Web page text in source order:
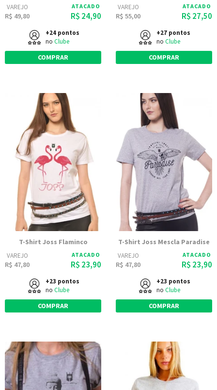
VAREJO
R$ 49,80
ATACADO
R$ 24,90
+24 pontos
no Clube
COMPRAR
VAREJO
R$ 55,00
ATACADO
R$ 27,50
+27 pontos
no Clube
COMPRAR
T-Shirt Joss Flaminco
VAREJO
R$ 47,80
ATACADO
R$ 23,90
+23 pontos
no Clube
COMPRAR
T-Shirt Joss Mescla Paradise
VAREJO
R$ 47,80
ATACADO
R$ 23,90
+23 pontos
no Clube
COMPRAR